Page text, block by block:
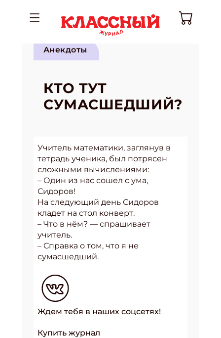
Анекдоты
КТО ТУТ
СУМАСШЕДШИЙ?
Учитель математики, заглянув в
тетрадь ученика, был потрясен
сложными вычислениями:
– Один из нас сошел с ума,
Сидоров!
Hа следующий день Сидоров
кладет на стол конверт.
– Что в нём? — спрашивает
учитель.
– Справка о том, что я не
сумасшедший.
Ждем тебя в наших соцсетях!
Купить журнал